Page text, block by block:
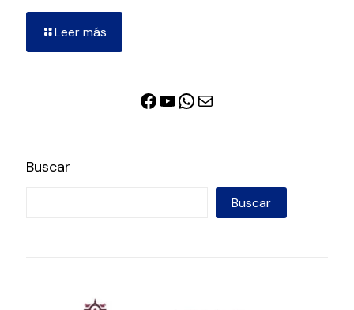
Leer más
Facebook
YouTube
WhatsApp
Correo electrónico
Buscar
Buscar